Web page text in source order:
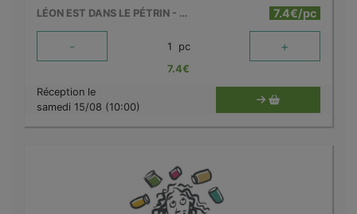
LÉON EST DANS LE PÉTRIN - MOUSCRON 7.4€/pc
- 1 pc +
7.4€
Réception le
samedi 15/08 (10:00)